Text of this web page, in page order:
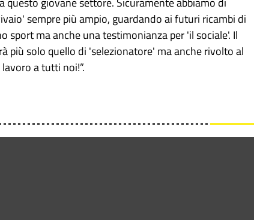
sempre più ampio, guardando ai futuri ricambi di
ma anche una testimonianza per 'il sociale'. Il
più solo quello di 'selezionatore' ma anche rivolto al
a tutti noi!”.